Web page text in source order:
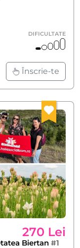
DIFICULTATE
Înscrie-te
270 Lei
Biertan #1